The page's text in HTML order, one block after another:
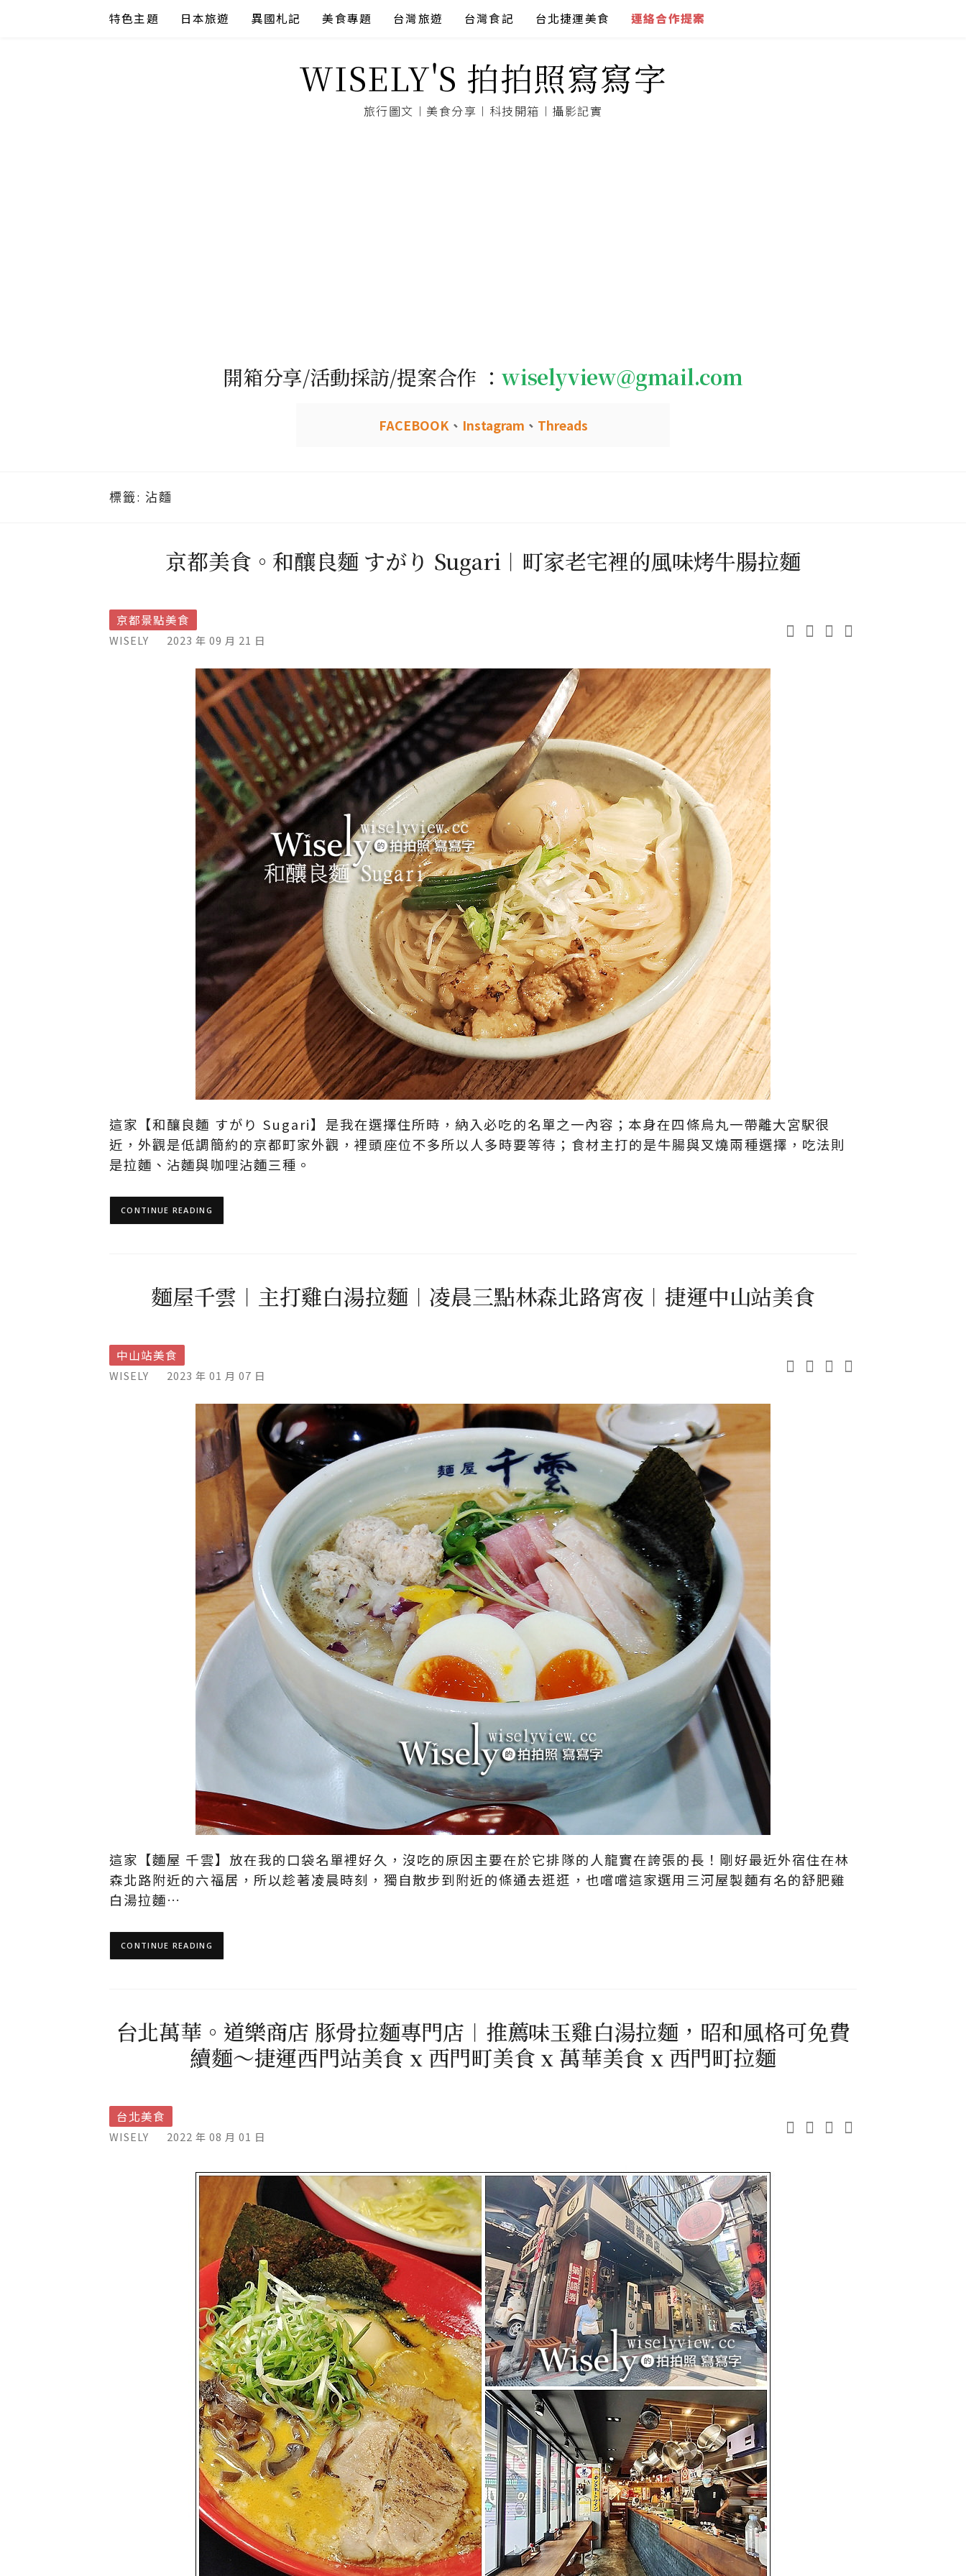
特色主題 日本旅遊 異國札記 美食專題 台灣旅遊 台灣食記 台北捷運美食 連絡合作提案
WISELY'S 拍拍照寫寫字
旅行圖文︱美食分享︱科技開箱︱攝影記實
開箱分享/活動採訪/提案合作 ： wiselyview@gmail.com
FACEBOOK、 Instagram 、 Threads
標籤: 沾麵
京都美食。和釀良麵 すがり Sugari︱町家老宅裡的風味烤牛腸拉麵
京都景點美食
WISELY 2023 年 09 月 21 日
這家【和釀良麵 すがり Sugari】是我在選擇住所時，納入必吃的名單之一內容；本身在四條烏丸一帶離大宮駅很
近，外觀是低調簡約的京都町家外觀，裡頭座位不多所以人多時要等待；食材主打的是牛腸與叉燒兩種選擇，吃法則
是拉麵、沾麵與咖哩沾麵三種。
CONTINUE READING
麵屋千雲︱主打雞白湯拉麵︱凌晨三點林森北路宵夜︱捷運中山站美食
中山站美食
WISELY 2023 年 01 月 07 日
這家【麵屋 千雲】放在我的口袋名單裡好久，沒吃的原因主要在於它排隊的人龍實在誇張的長！剛好最近外宿住在林
森北路附近的六福居，所以趁著凌晨時刻，獨自散步到附近的條通去逛逛，也嚐嚐這家選用三河屋製麵有名的舒肥雞
白湯拉麵…
CONTINUE READING
台北萬華。道樂商店 豚骨拉麵專門店︱推薦味玉雞白湯拉麵，昭和風格可免費
續麵～捷運西門站美食 x 西門町美食 x 萬華美食 x 西門町拉麵
台北美食
WISELY 2022 年 08 月 01 日